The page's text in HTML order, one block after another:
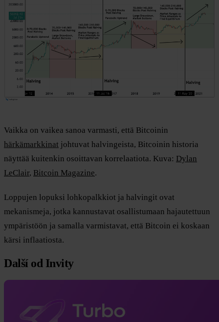
Vaikka on vaikea sanoa varmasti, että Bitcoinin
härkämarkkinat johtuvat halvingeista, Bitcoinin historia
näyttää kuitenkin osoittavan korrelaatiota. Kuva: Dylan
LeClair, Bitcoin Magazine.
Loppujen lopuksi lohkopalkkiot ja halvingit ovat
mekanismeja, jotka kannustavat osallistumaan hajautettuun
ympäristöön ja samalla varmistavat, että Bitcoin ei koskaan
kärsi inflaatiosta.
Další od Invity